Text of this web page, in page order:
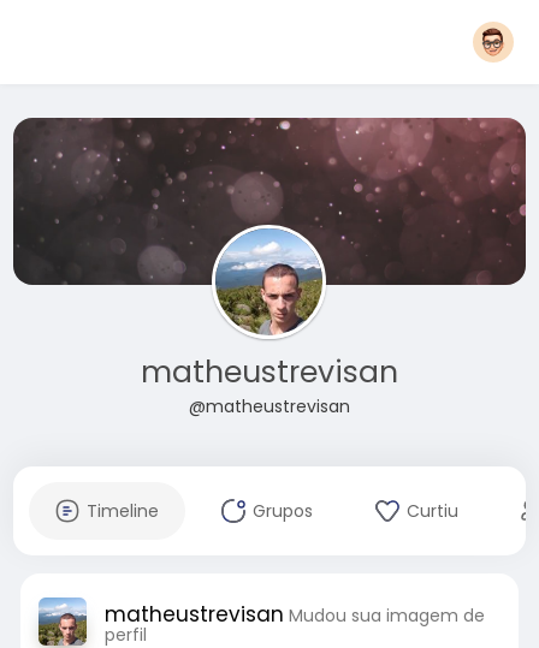
matheustrevisan
@matheustrevisan
Timeline Grupos Curtiu
matheustrevisan Mudou sua imagem de
perfil